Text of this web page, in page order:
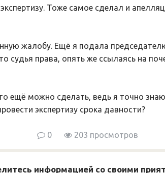
Тоже самое сделал и
жалобу. Ещё я подала
судья права, опять же ссылаясь на
ещё можно сделать, ведь я точно
экспертизу срока давности?
0 203 просмотров
информацией со своими